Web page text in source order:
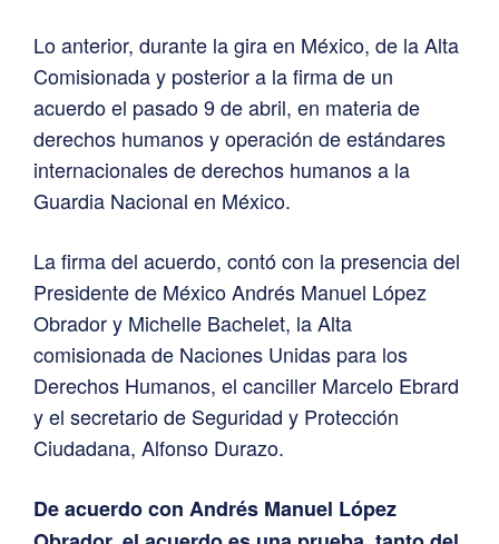
Lo anterior, durante la gira en México, de la Alta
Comisionada y posterior a la firma de un
acuerdo el pasado 9 de abril, en materia de
derechos humanos y operación de estándares
internacionales de derechos humanos a la
Guardia Nacional en México.
La firma del acuerdo, contó con la presencia del
Presidente de México Andrés Manuel López
Obrador y Michelle Bachelet, la Alta
comisionada de Naciones Unidas para los
Derechos Humanos, el canciller Marcelo Ebrard
y el secretario de Seguridad y Protección
Ciudadana, Alfonso Durazo.
De acuerdo con Andrés Manuel López